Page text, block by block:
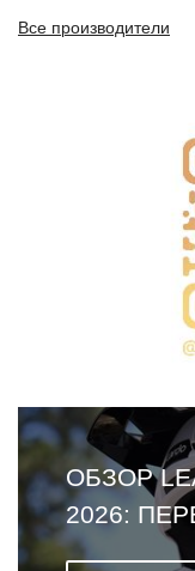
Все производители
ОБЗОР
2026: